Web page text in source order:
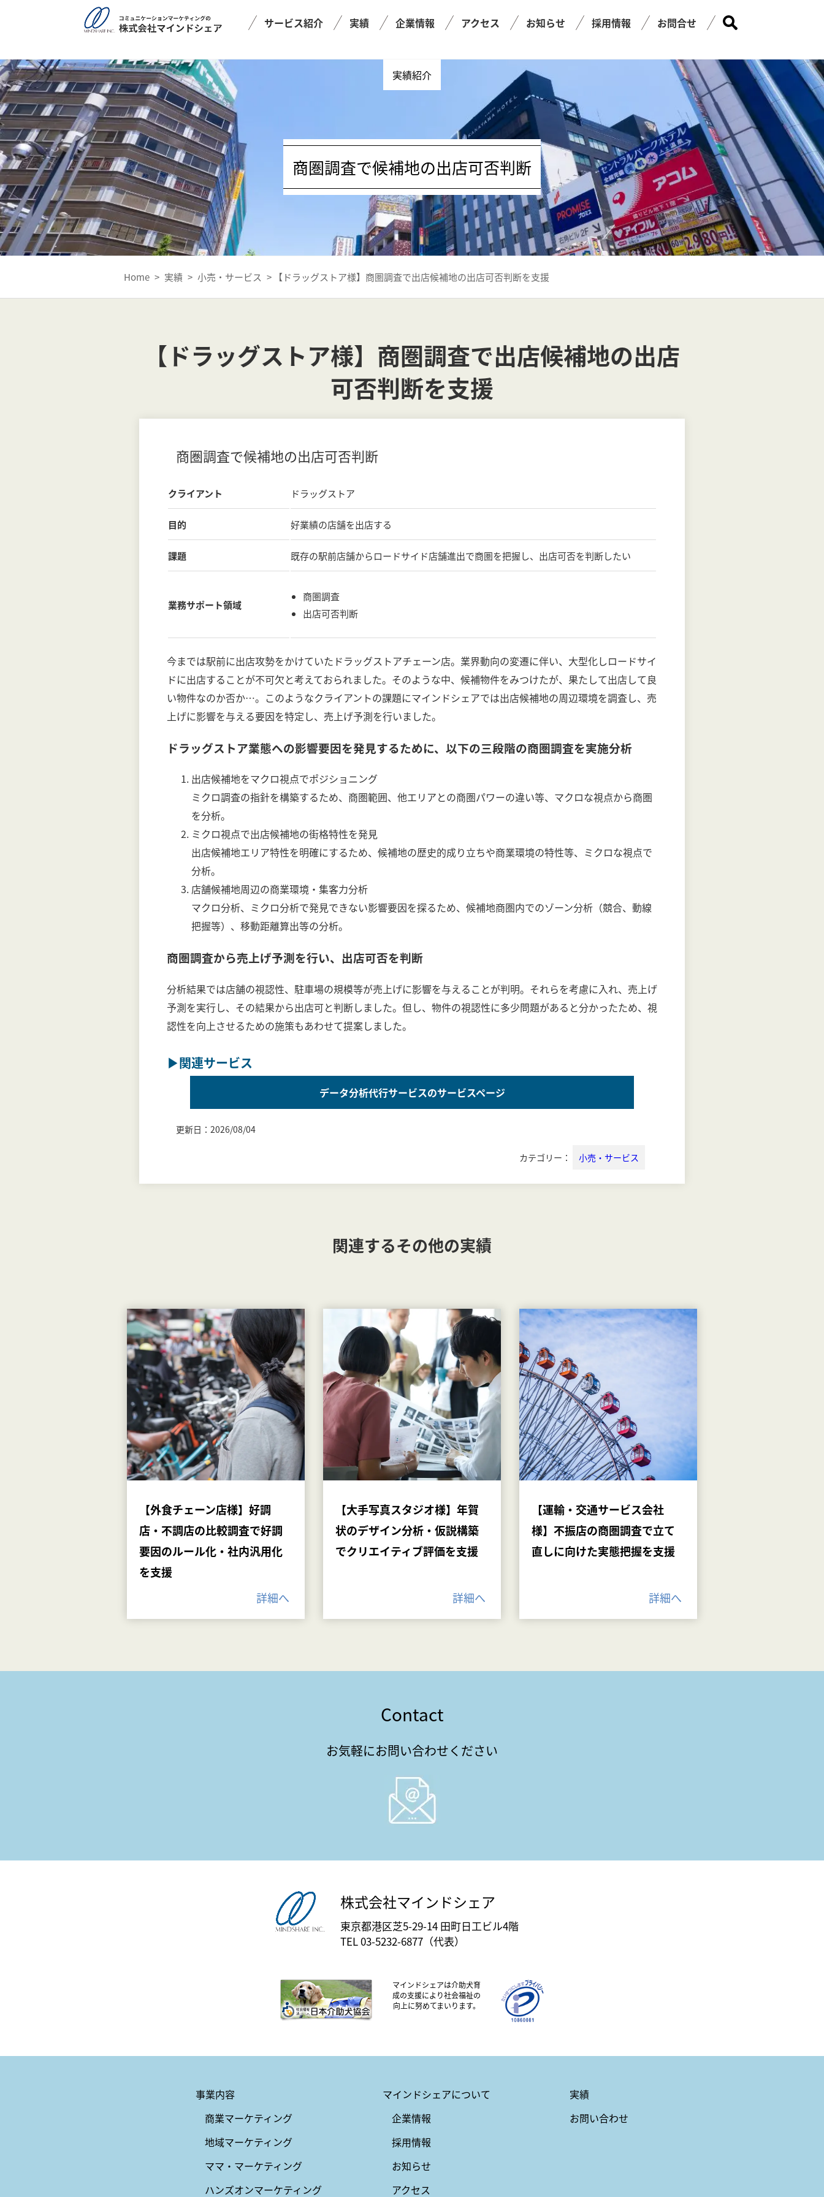
サービス紹介 実績 企業情報 アクセス お知らせ 採用情報 お問合せ
実績紹介
商圏調査で候補地の出店可否判断
Home > 実績 > 小売・サービス > 【ドラッグストア様】商圏調査で出店候補地の出店可否判断を支援
【ドラッグストア様】商圏調査で出店候補地の出店
可否判断を支援
商圏調査で候補地の出店可否判断
クライアント ドラッグストア
目的 好業績の店舗を出店する
課題 既存の駅前店舗からロードサイド店舗進出で商圏を把握し、出店可否を判断したい
業務サポート領域
商圏調査
出店可否判断
今までは駅前に出店攻勢をかけていたドラッグストアチェーン店。業界動向の変遷に伴い、大型化しロードサイ
ドに出店することが不可欠と考えておられました。そのような中、候補物件をみつけたが、果たして出店して良
い物件なのか否か…。このようなクライアントの課題にマインドシェアでは出店候補地の周辺環境を調査し、売
上げに影響を与える要因を特定し、売上げ予測を行いました。
ドラッグストア業態への影響要因を発見するために、以下の三段階の商圏調査を実施分析
出店候補地をマクロ視点でポジショニング
ミクロ調査の指針を構築するため、商圏範囲、他エリアとの商圏パワーの違い等、マクロな視点から商圏
を分析。
ミクロ視点で出店候補地の街格特性を発見
出店候補地エリア特性を明確にするため、候補地の歴史的成り立ちや商業環境の特性等、ミクロな視点で
分析。
店舗候補地周辺の商業環境・集客力分析
マクロ分析、ミクロ分析で発見できない影響要因を探るため、候補地商圏内でのゾーン分析（競合、動線
把握等）、移動距離算出等の分析。
商圏調査から売上げ予測を行い、出店可否を判断
分析結果では店舗の視認性、駐車場の規模等が売上げに影響を与えることが判明。それらを考慮に入れ、売上げ
予測を実行し、その結果から出店可と判断しました。但し、物件の視認性に多少問題があると分かったため、視
認性を向上させるための施策もあわせて提案しました。
▶関連サービス
データ分析代行サービスのサービスページ
更新日：2026/08/04
カテゴリー： 小売・サービス
関連するその他の実績
【外食チェーン店様】好調
店・不調店の比較調査で好調
要因のルール化・社内汎用化
を支援
詳細へ
【大手写真スタジオ様】年賀
状のデザイン分析・仮説構築
でクリエイティブ評価を支援
詳細へ
【運輸・交通サービス会社
様】不振店の商圏調査で立て
直しに向けた実態把握を支援
詳細へ
Contact
お気軽にお問い合わせください
株式会社マインドシェア
東京都港区芝5-29-14 田町日工ビル4階
TEL 03-5232-6877（代表）
マインドシェアは介助犬育
成の支援により社会福祉の
向上に努めてまいります。
事業内容
商業マーケティング
地域マーケティング
ママ・マーケティング
ハンズオンマーケティング
マインドシェアについて
企業情報
採用情報
お知らせ
アクセス
実績
お問い合わせ